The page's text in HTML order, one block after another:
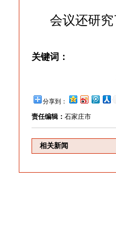
会议还研究
关键词：
分享到：
责任编辑： 石家庄市
相关新闻